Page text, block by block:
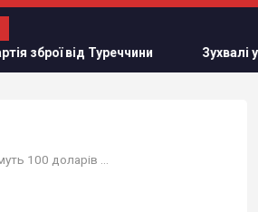
Зухвалі удари України по